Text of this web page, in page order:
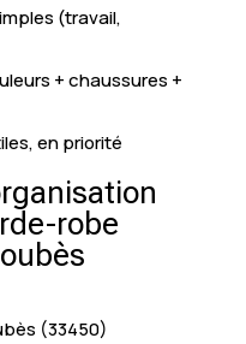
(travail,
+ chaussures +
en priorité
robe
(33450)